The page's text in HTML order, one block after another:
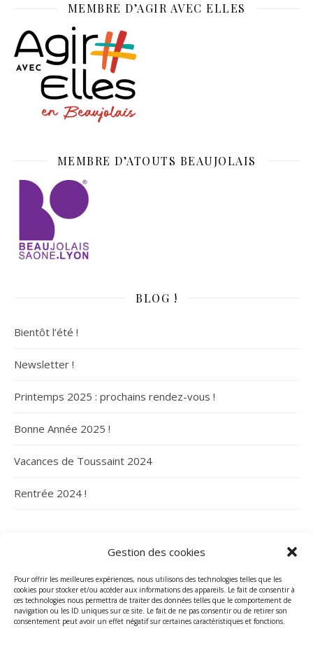
Gestion des cookies
Pour offrir les meilleures expériences, nous utilisons des technologies telles que les
cookies pour stocker et/ou accéder aux informations des appareils. Le fait de consentir à
ces technologies nous permettra de traiter des données telles que le comportement de
navigation ou les ID uniques sur ce site. Le fait de ne pas consentir ou de retirer son
consentement peut avoir un effet négatif sur certaines caractéristiques et fonctions.
MEMBRE D’AGIR AVEC ELLES
MEMBRE D’ATOUTS BEAUJOLAIS
BLOG !
Bientôt l’été !
Newsletter !
Printemps 2025 : prochains rendez-vous !
Bonne Année 2025 !
Vacances de Toussaint 2024
Rentrée 2024 !
ARCHIVES
Archives